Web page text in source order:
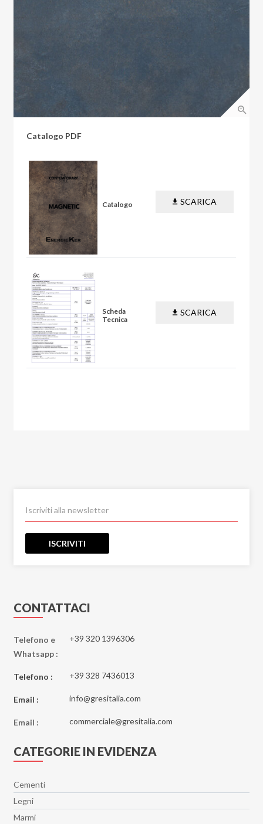
Catalogo PDF
Catalogo SCARICA
Scheda
Tecnica
SCARICA
ISCRIVITI
CONTATTACI
Telefono e
Whatsapp :
+39 320 1396306
Telefono : +39 328 7436013
Email : info@gresitalia.com
Email : commerciale@gresitalia.com
CATEGORIE IN EVIDENZA
Cementi
Legni
Marmi